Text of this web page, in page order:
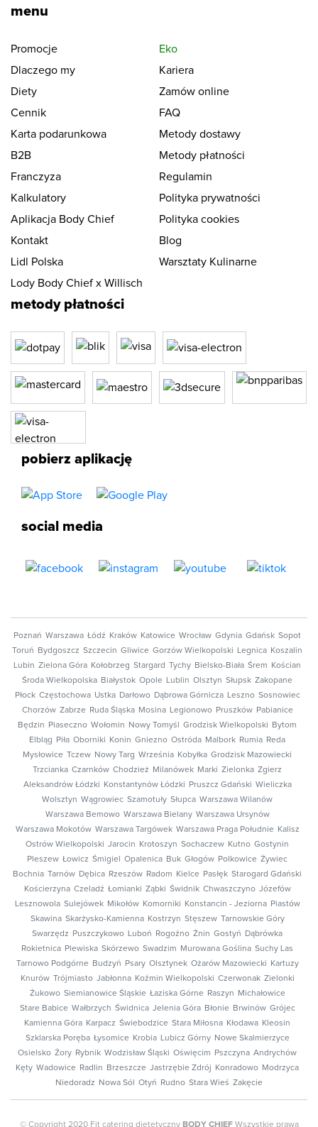
menu
Promocje
Eko
Dlaczego my
Kariera
Diety
Zamów online
Cennik
FAQ
Karta podarunkowa
Metody dostawy
B2B
Metody płatności
Franczyza
Regulamin
Kalkulatory
Polityka prywatności
Aplikacja Body Chief
Polityka cookies
Kontakt
Blog
Lidl Polska
Warsztaty Kulinarne
Lody Body Chief x Willisch
metody płatności
pobierz aplikację
social media
Poznań Warszawa Łódź Kraków Katowice Wrocław Gdynia Gdańsk Sopot
Toruń
Bydgoszcz Szczecin Gliwice Gorzów Wielkopolski Legnica Koszalin
Lubin Zielona Góra Kołobrzeg Stargard Tychy Bielsko-Biała Śrem
Kościan
Środa Wielkopolska Białystok Opole Lublin Olsztyn Słupsk Zakopane
Płock Częstochowa Ustka Darłowo Dąbrowa Górnicza Leszno Sosnowiec
Chorzów Zabrze Ruda Śląska Mosina Legionowo Pruszków
Pabianice
Będzin
Piaseczno Wołomin Nowy Tomyśl Grodzisk Wielkopolski
Bytom
Elbląg
Piła Oborniki Konin Gniezno Ostróda Malbork Rumia Reda
Mysłowice
Tczew Nowy Targ Września Kobyłka Grodzisk Mazowiecki
Trzcianka Czarnków Chodzież Milanówek Marki Zielonka Zgierz
Aleksandrów Łódzki
Konstantynów Łódzki Pruszcz Gdański Wieliczka
Wolsztyn Wągrowiec Szamotuły Słupca Warszawa Wilanów
Warszawa Bemowo Warszawa Bielany Warszawa Ursynów
Warszawa Mokotów Warszawa Targówek Warszawa Praga Południe
Kalisz
Ostrów Wielkopolski Jarocin Krotoszyn Sochaczew Kutno Gostynin
Pleszew Łowicz Śmigiel Opalenica Buk Głogów Polkowice Żywiec
Bochnia
Tarnów Dębica Rzeszów Radom Kielce Pasłęk Starogard Gdański
Kościerzyna Czeladź Łomianki Ząbki Świdnik Chwaszczyno Józefów
Lesznowola Sulejówek Mikołów Komorniki Konstancin - Jeziorna
Piastów
Skawina Skarżysko-Kamienna Kostrzyn Stęszew
Tarnowskie Góry
Swarzędz
Puszczykowo Luboń Rogoźno Żnin Gostyń
Dąbrówka
Rokietnica Plewiska Skórzewo Swadzim Murowana Goślina Suchy Las
Tarnowo Podgórne
Budzyń Psary Olsztynek Ożarów Mazowiecki
Kartuzy
Knurów
Trójmiasto Jabłonna Koźmin Wielkopolski Czerwonak Zielonki
Żukowo Siemianowice Śląskie Łaziska Górne Raszyn
Michałowice
Stare Babice Wałbrzych Świdnica Jelenia Góra Błonie Brwinów Grójec
Kamienna Góra Karpacz Świebodzice Stara Miłosna Kłodawa Kleosin
Szklarska Poręba Łysomice Krobia Lubicz Górny
Nowe Skalmierzyce
Osielsko Żory Rybnik Wodzisław Śląski Oświęcim Pszczyna Andrychów
Kęty Wadowice Radlin Brzeszcze Jastrzębie Zdrój Konradowo Modrzyca
Niedoradz
Nowa Sól Otyń Rudno Stara Wieś Zakęcie
© Copyright 2020 Fit catering dietetyczny BODY CHIEFWszystkie prawa